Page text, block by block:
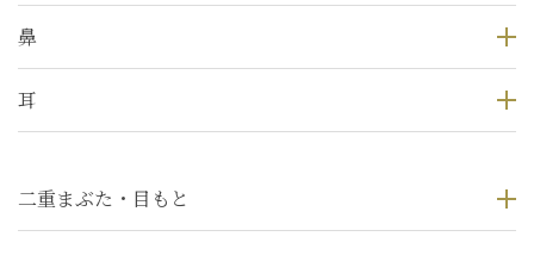
鼻
耳
二重まぶた・目もと